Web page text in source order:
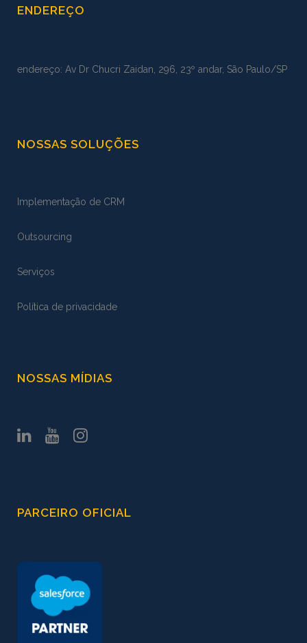
ENDEREÇO
endereço: Av Dr Chucri Zaidan, 296, 23º andar, São Paulo/SP
NOSSAS SOLUÇÕES
Implementação de CRM
Outsourcing
Serviços
Política de privacidade
NOSSAS MÍDIAS
PARCEIRO OFICIAL